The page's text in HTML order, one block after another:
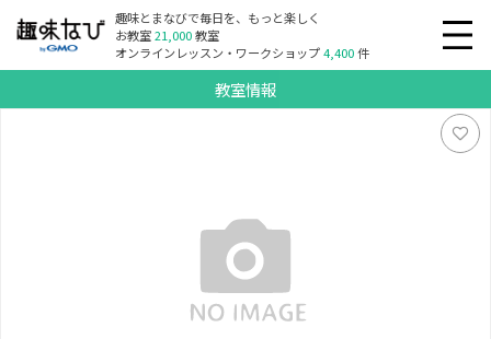
趣味とまなびで毎日を、もっと楽しく
お教室21,000教室
オンラインレッスン・ワークショップ4,400件
教室情報